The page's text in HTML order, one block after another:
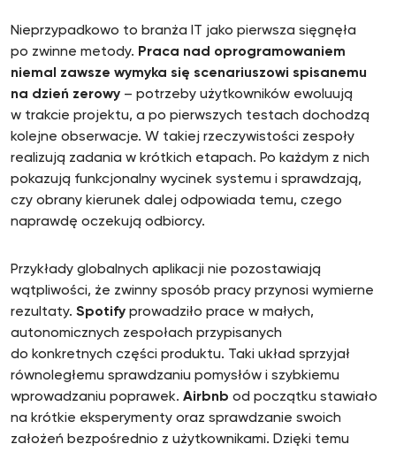
Nieprzypadkowo to branża IT jako pierwsza sięgnęła
po zwinne metody. Praca nad oprogramowaniem
niemal zawsze wymyka się scenariuszowi spisanemu
na dzień zerowy – potrzeby użytkowników ewoluują
w trakcie projektu, a po pierwszych testach dochodzą
kolejne obserwacje. W takiej rzeczywistości zespoły
realizują zadania w krótkich etapach. Po każdym z nich
pokazują funkcjonalny wycinek systemu i sprawdzają,
czy obrany kierunek dalej odpowiada temu, czego
naprawdę oczekują odbiorcy.
Przykłady globalnych aplikacji nie pozostawiają
wątpliwości, że zwinny sposób pracy przynosi wymierne
rezultaty. Spotify prowadziło prace w małych,
autonomicznych zespołach przypisanych
do konkretnych części produktu. Taki układ sprzyjał
równoległemu sprawdzaniu pomysłów i szybkiemu
wprowadzaniu poprawek. Airbnb od początku stawiało
na krótkie eksperymenty oraz sprawdzanie swoich
założeń bezpośrednio z użytkownikami. Dzięki temu